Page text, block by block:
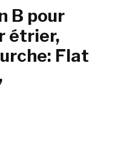
B pour
étrier,
Flat